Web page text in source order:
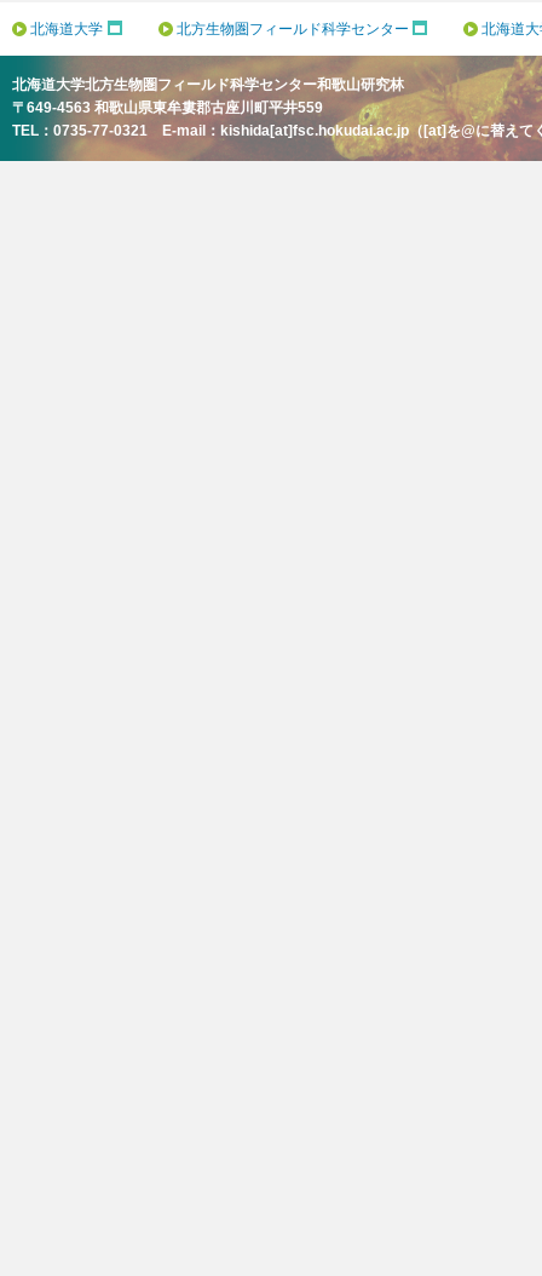
ョ
ン
北海道大学 北方生物圏フィールド科学センター 北海道
北海道大学北方生物圏フィールド科学センター和歌山研究林
〒649-4563 和歌山県東牟婁郡古座川町平井559
TEL：0735-77-0321 E-mail：kishida[at]fsc.hokudai.ac.jp（[at]を@に替えて